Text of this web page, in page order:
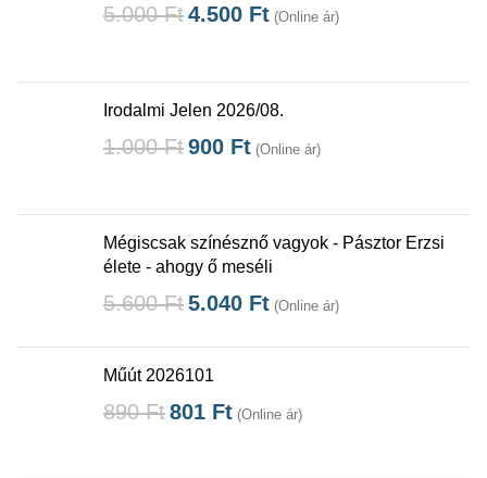
5.000Ft4.500 Ft (Online ár)
Irodalmi Jelen 2026/08.
1.000Ft900 Ft (Online ár)
Mégiscsak színésznő vagyok - Pásztor Erzsi
élete - ahogy ő meséli
5.600Ft5.040 Ft (Online ár)
Műút 2026101
890Ft801 Ft (Online ár)